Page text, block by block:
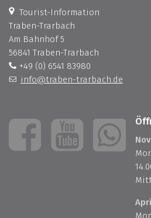
Tourist-Information
Traben-Trarbach
Am Bahnhof 5
56841 Traben-Trarbach
+49 (0) 6541 83980
info@traben-trarbach.de